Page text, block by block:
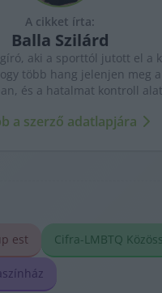
A cikket írta:
Balla Szilárd
aki a sporttól jutott el a
több hang jelenjen meg a
és a hatalmat kontroll
szemmel követi.
a szerző adatlapjára
est Cifra-LMBTQ